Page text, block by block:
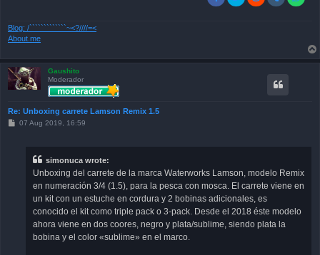
Blog: /`````````````~<?////=<
About.me
Gaushito
Moderador
Re: Unboxing carrete Lamson Remix 1.5
P07 Aug 2019, 16:59
simonuca wrote:
Unboxing del carrete de la marca Waterworks Lamson, modelo Remix
en numeración 3/4 (1.5), para la pesca con mosca. El carrete viene en
un kit con un estuche en cordura y 2 bobinas adicionales, es
conocido el kit como triple pack o 3-pack. Desde el 2018 éste modelo
ahora viene en dos coores, negro y plata/sublime, siendo plata la
bobina y el color «sublime» en el marco.